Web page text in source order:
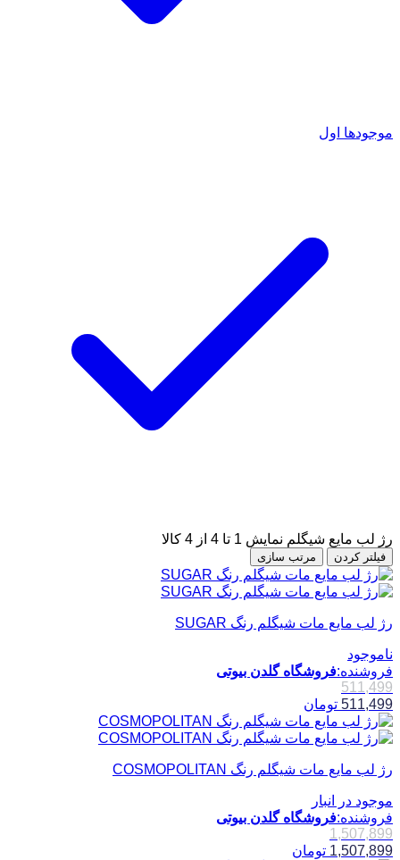
موجودها اول
رژ لب مایع شیگلم نمایش 1 تا 4 از 4 کالا
فیلتر کردن مرتب سازی
رژ لب مایع مات شیگلم رنگ SUGAR
ناموجود
فروشنده:فروشگاه گلدن بیوتی
511,499
511,499 تومان
رژ لب مایع مات شیگلم رنگ COSMOPOLITAN
موجود در انبار
فروشنده:فروشگاه گلدن بیوتی
1,507,899
1,507,899 تومان